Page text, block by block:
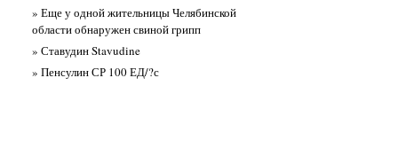
» Еще у одной жительницы Челябинской
области обнаружен свиной грипп
» Ставудин Stavudine
» Пенсулин СР 100 ЕД/?с